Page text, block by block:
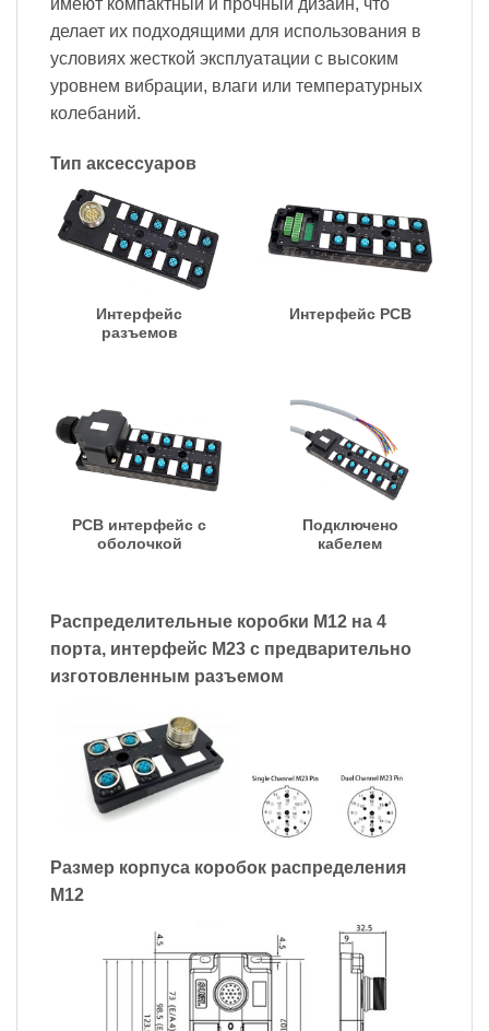
имеют компактный и прочный дизайн, что
делает их подходящими для использования в
условиях жесткой эксплуатации с высоким
уровнем вибрации, влаги или температурных
колебаний.
Тип аксессуаров
Интерфейс
разъемов
Интерфейс PCB
PCB интерфейс с
оболочкой
Подключено
кабелем
Распределительные коробки M12 на 4
порта, интерфейс M23 с предварительно
изготовленным разъемом
Размер корпуса коробок распределения
M12